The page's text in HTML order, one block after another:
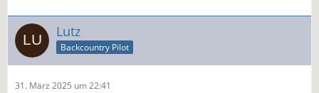
Lutz
Backcountry Pilot
31. März 2025 um 22:41